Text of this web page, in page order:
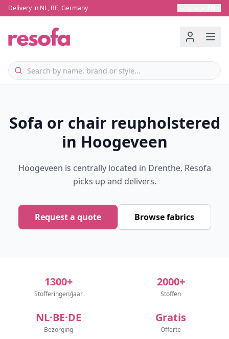
Delivery in NL, BE, Germany
Sofa or chair reupholstered
in Hoogeveen
Hoogeveen is centrally located in Drenthe. Resofa
picks up and delivers.
Request a quote Browse fabrics
1300+
Stofferingen/jaar
2000+
Stoffen
NL·BE·DE
Bezorging
Gratis
Offerte